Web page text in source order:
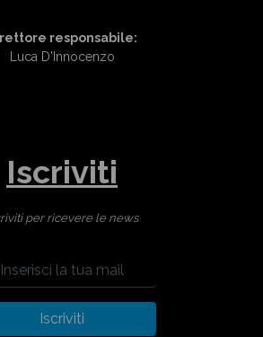
responsabile:
Luca D'Innocenzo
Iscriviti
per ricevere le news
Iscriviti